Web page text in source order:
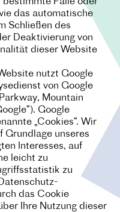
das automatische
Schließen des
Deaktivierung von
dieser Website
nutzt Google
von Google
Mountain
Google
„Cookies“. Wir
Grundlage unseres
Interesses, auf
leicht zu
zu
das Cookie
Ihre Nutzung dieser